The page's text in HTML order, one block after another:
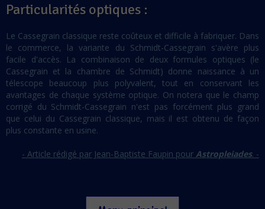
Particularités optiques :
Le Cassegrain classique reste coûteux et difficile à fabriquer. Dans
le commerce, la variante du Schmidt-Cassegrain s'avère plus
facile d'accès. La combinaison de deux formules optiques (le
Cassegrain et la chambre de Schmidt) donne naissance à un
télescope beaucoup plus polyvalent, tout en conservant les
avantages de chaque système optique. On notera que le champ
corrigé du Schmidt-Cassegrain n'est pas forcément plus grand
que celui du Cassegrain classique, mais il est obtenu de façon
plus constante en usine.
- Article rédigé par Jean-Baptiste Faupin pour Astropleiades. -